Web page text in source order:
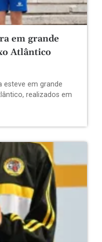
em grande
Atlântico
esteve em grande
realizados em